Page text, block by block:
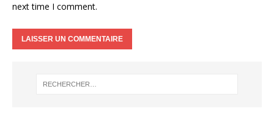
next time I comment.